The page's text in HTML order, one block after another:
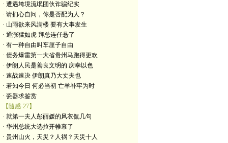
· 遭遇垮境流氓团伙诈骗纪实
· 请扪心自问，你是否配为人？
· 山雨欲来风满楼 要有大事发生
· 通涨猛如虎 拜总连任悬了
· 有一种自由叫车厘子自由
· 债务爆雷第一大省贵州马跑得更欢
· 伊朗人民是善良文明的 庆幸以色
· 速战速决 伊朗真乃大丈夫也
· 若知今日 何必当初 亡羊补牢为时
· 瓷器求鉴赏
【隨感-27】
· 就第一夫人彭丽媛的风衣侃几句
· 华州总统大选拉开帷幕了
· 贵州山火，天災？人祸？天災十人